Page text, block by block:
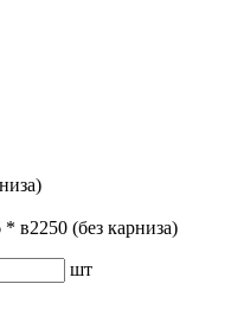
в2250 (без карниза)
шт